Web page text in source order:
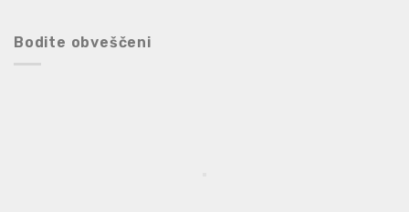
Bodite obveščeni